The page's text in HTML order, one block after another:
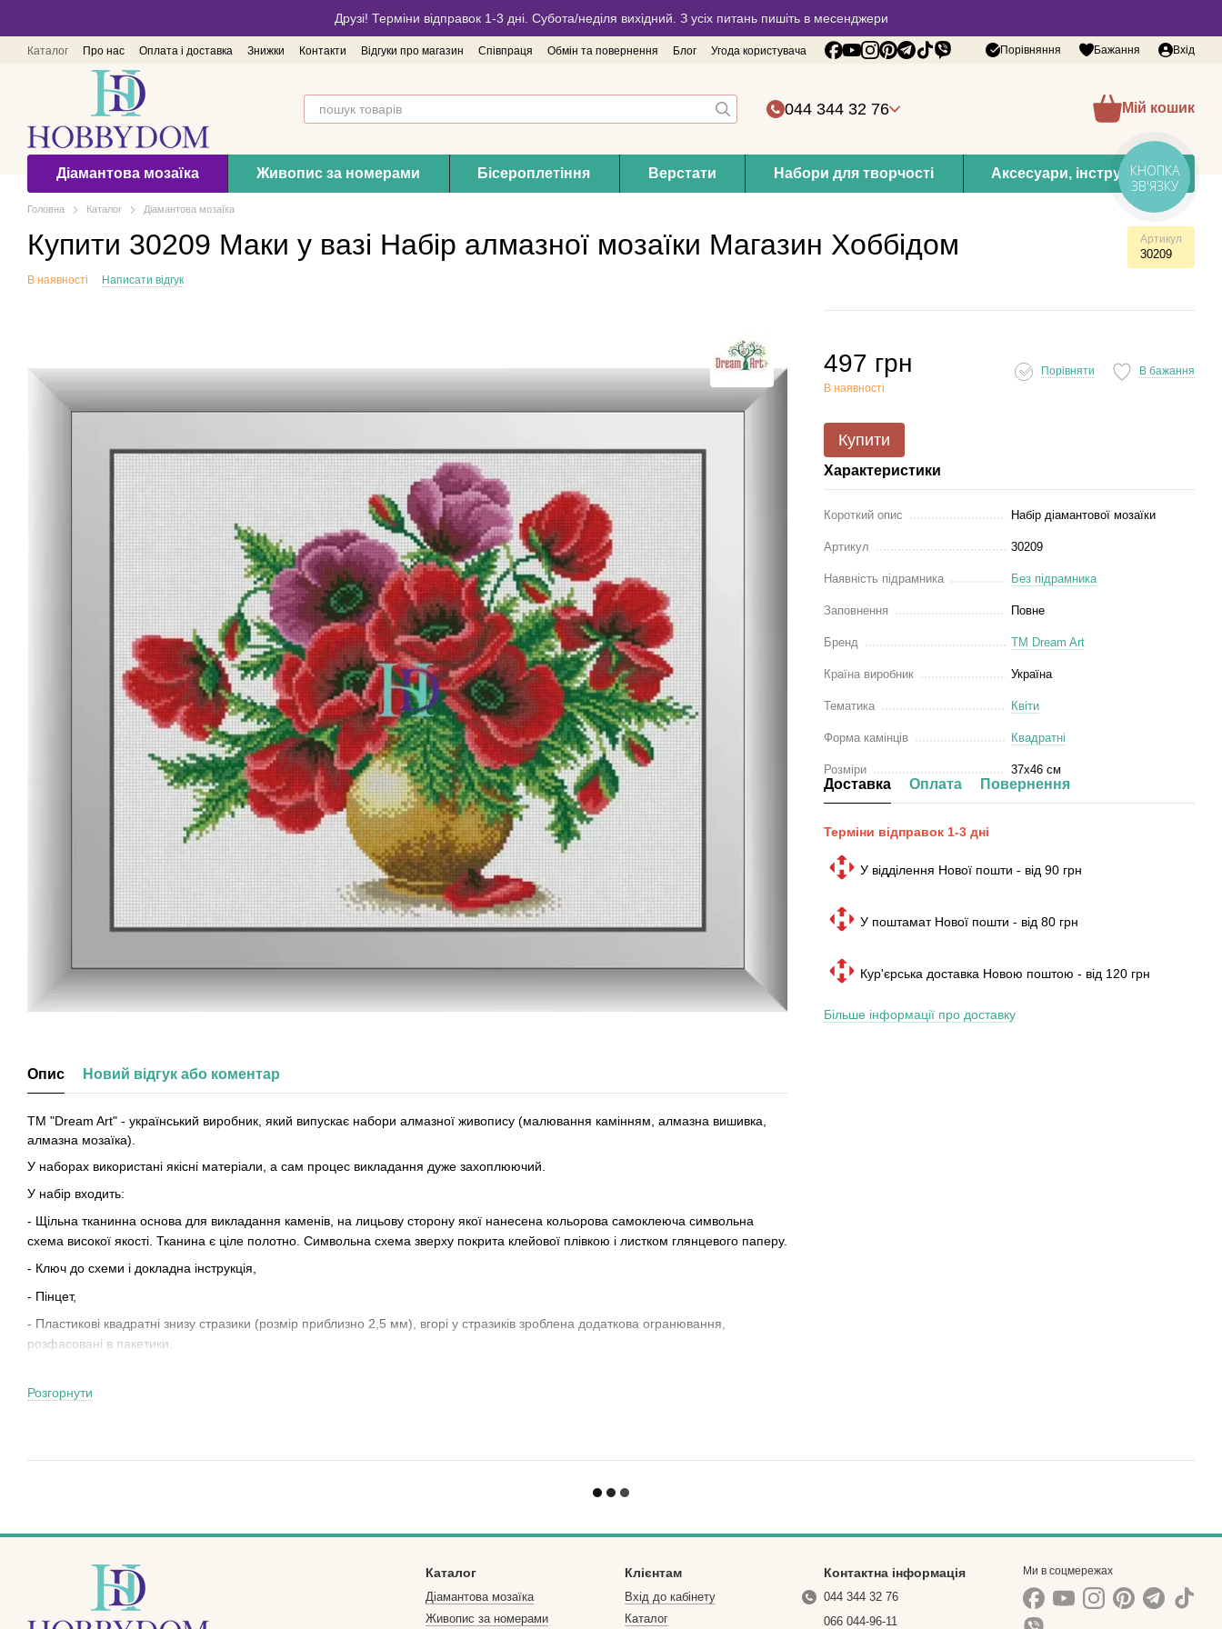
Друзі! Терміни відправок 1-3 дні. Субота/неділя вихідний. З усіх питань пишіть в месенджери
Каталог Про нас Оплата і доставка Знижки Контакти Відгуки про магазин Співпраця Обмін та повернення Блог Угода користувача Порівняння Бажання Вхід
044 344 32 76 Мій кошик
Діамантова мозаїка Живопис за номерами Бісероплетіння Верстати Набори для творчості Аксесуари, інструменти
Головна Каталог Діамантова мозаїка
Купити 30209 Маки у вазі Набір алмазної мозаїки Магазин Хоббідом Артикул
30209
В наявності Написати відгук
Опис Новий відгук або коментар
ТМ "Dream Art" - український виробник, який випускає набори алмазної живопису (малювання камінням, алмазна вишивка,
алмазна мозаїка).
У наборах використані якісні матеріали, а сам процес викладання дуже захоплюючий.
У набір входить:
- Щільна тканинна основа для викладання каменів, на лицьову сторону якої нанесена кольорова самоклеюча символьна
схема високої якості. Тканина є ціле полотно. Символьна схема зверху покрита клейової плівкою і листком глянцевого паперу.
- Ключ до схеми і докладна інструкція,
- Пінцет,
- Пластикові квадратні знизу стразики (розмір приблизно 2,5 мм), вгорі у стразиків зроблена додаткова огранювання,
розфасовані в пакетики.
Не вмієте вишивати нитками або бісером, а до малювання душа не лежить? Але Ви обожнюєте вироби ручної роботи, а душа
творчості! Адже можливість відволіктися від щоденних турбот - кращий подарунок в нашому метушливому світі!
Як же малювати камінням, запитаєте Ви? Це дуже просто!!! Код кольору і позначення в інструкції відповідають символу на
Беремо пінцет і починаємо заповнювати схему.
Розгорнути
497 грн
В наявності
Порівняти В бажання
Купити
Характеристики
Короткий опис Набір діамантової мозаїки
Артикул 30209
Наявність підрамника Без підрамника
Заповнення Повне
Бренд ТМ Dream Art
Країна виробник Україна
Тематика Квіти
Форма камінців Квадратні
Розміри 37x46 см
Доставка Оплата Повернення
Терміни відправок 1-3 дні
У відділення Нової пошти - від 90 грн
У поштамат Нової пошти - від 80 грн
Кур'єрська доставка Новою поштою - від 120 грн
Більше інформації про доставку
Каталог
Діамантова мозаїка
Живопис за номерами
Клієнтам
Вхід до кабінету
Каталог
Контактна інформація
044 344 32 76
066 044-96-11
Ми в соцмережах
КНОПКА
ЗВ'ЯЗКУ